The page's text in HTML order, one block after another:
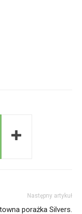
Następny artykuł
porażka Silvers.